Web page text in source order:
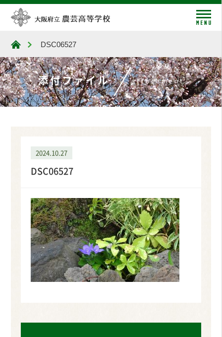
大阪府立農芸高等学校
DSC06527
添付ファイル attachment
2024.10.27
DSC06527